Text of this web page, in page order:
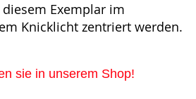
Exemplar im
Knicklicht zentriert werden.
sie in unserem Shop!